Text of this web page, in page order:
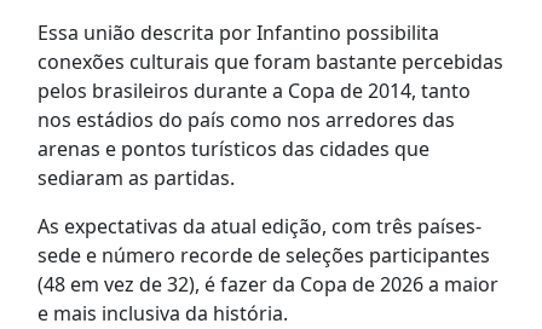
Essa união descrita por Infantino possibilita
conexões culturais que foram bastante percebidas
pelos brasileiros durante a Copa de 2014, tanto
nos estádios do país como nos arredores das
arenas e pontos turísticos das cidades que
sediaram as partidas.
As expectativas da atual edição, com três países-
sede e número recorde de seleções participantes
(48 em vez de 32), é fazer da Copa de 2026 a maior
e mais inclusiva da história.